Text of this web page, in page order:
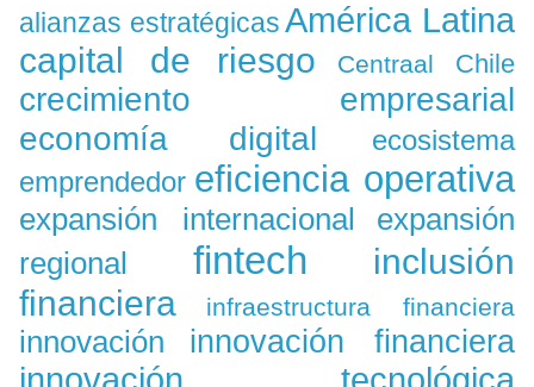
alianzas estratégicas América Latina
capital de riesgo Centraal Chile
crecimiento empresarial
economía digital
ecosistema
emprendedor eficiencia operativa
expansión internacional
expansión
regional
fintech
inclusión
financiera
infraestructura financiera
innovación innovación financiera